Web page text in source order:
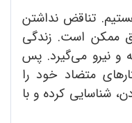
تناقض نداشتن
ممکن است. زندگی
و نیرو می‌گیرد. پس
متضاد خود را
شناسایی کرده و با